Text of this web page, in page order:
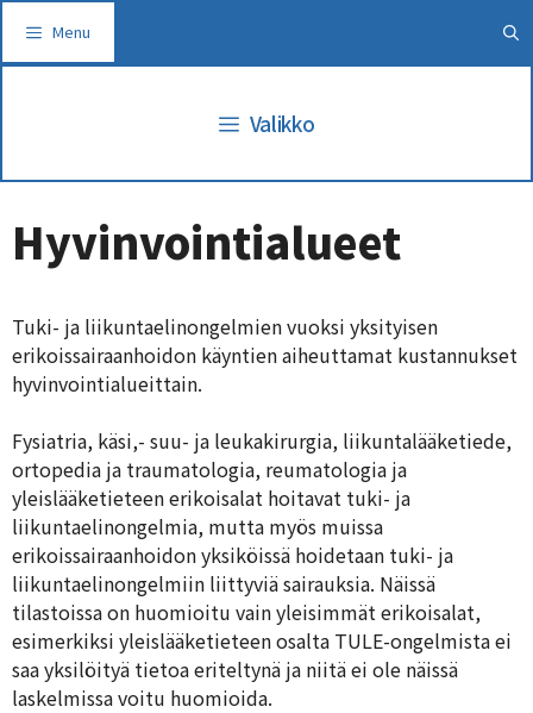
sisältöön
Menu
Valikko
Hyvinvointialueet
Tuki- ja liikuntaelinongelmien vuoksi yksityisen
erikoissairaanhoidon käyntien aiheuttamat kustannukset
hyvinvointialueittain.
Fysiatria, käsi,- suu- ja leukakirurgia, liikuntalääketiede,
ortopedia ja traumatologia, reumatologia ja
yleislääketieteen erikoisalat hoitavat tuki- ja
liikuntaelinongelmia, mutta myös muissa
erikoissairaanhoidon yksiköissä hoidetaan tuki- ja
liikuntaelinongelmiin liittyviä sairauksia. Näissä
tilastoissa on huomioitu vain yleisimmät erikoisalat,
esimerkiksi yleislääketieteen osalta TULE-ongelmista ei
saa yksilöityä tietoa eriteltynä ja niitä ei ole näissä
laskelmissa voitu huomioida.